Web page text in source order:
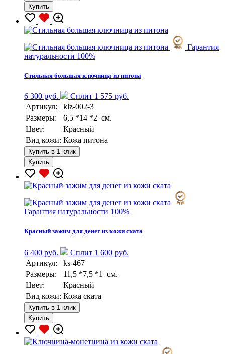
Купить
Гарантия
натуральности 100%
Стильная большая ключница из питона
6 300 руб.
Сплит 1 575 руб.
Артикул:
klz-002-3
Размеры:
6,5 *14 *2 см.
Цвет:
Красный
Вид кожи: Кожа питона
Купить в 1 клик
Купить
Гарантия натуральности 100%
Красный зажим для денег из кожи ската
6 400 руб.
Сплит 1 600 руб.
Артикул:
ks-467
Размеры:
11,5 *7,5 *1 см.
Цвет:
Красный
Вид кожи: Кожа ската
Купить в 1 клик
Купить